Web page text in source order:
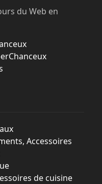
du Web en
Accessoires
de cuisine